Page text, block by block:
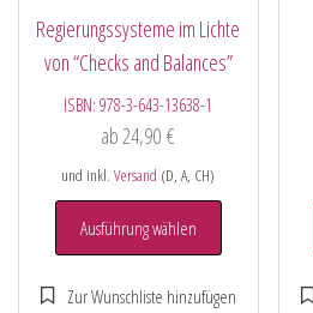
Regierungssysteme im Lichte
von “Checks and Balances”
ISBN:978-3-643-13638-1
ab 24,90€
und inkl.Versand (D, A, CH)
Ausführung wählen